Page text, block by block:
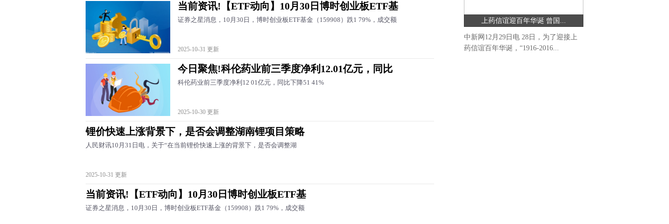
当前资讯!【ETF动向】10月30日博时创业板ETF基
证券之星消息，10月30日，博时创业板ETF基金（159908）跌1 79%，成交额
2025-10-31 更新
今日聚焦!科伦药业前三季度净利12.01亿元，同比
科伦药业前三季度净利12 01亿元，同比下降51 41%
2025-10-30 更新
锂价快速上涨背景下，是否会调整湖南锂项目策略
人民财讯10月31日电，关于“在当前锂价快速上涨的背景下，是否会调整湖
2025-10-31 更新
当前资讯!【ETF动向】10月30日博时创业板ETF基
证券之星消息，10月30日，博时创业板ETF基金（159908）跌1 79%，成交额
上药信谊迎百年华诞 曾国...
中新网12月29日电 28日，为了迎接上
药信谊百年华诞，“1916-2016...